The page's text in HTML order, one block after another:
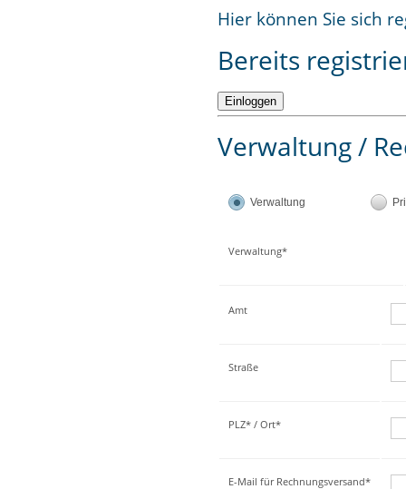
Hier können Sie sich
Bereits
Verwaltung /
Verwaltung
Verwaltung*
Amt
Straße
PLZ* / Ort*
E-Mail für Rechnungsversand*